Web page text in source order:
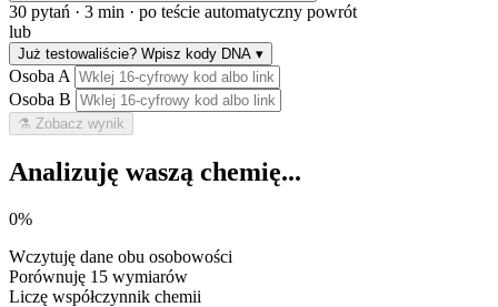
30 pytań · 3 min · po teście automatyczny powrót
lub
Już testowaliście? Wpisz kody DNA ▾
Osoba A
Osoba B
⚗️ Zobacz wynik
Analizuję waszą chemię...
0%
Wczytuję dane obu osobowości
Porównuję 15 wymiarów
Liczę współczynnik chemii